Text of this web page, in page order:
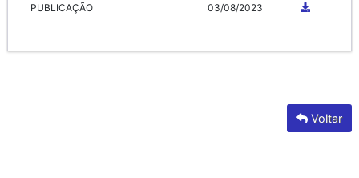
PUBLICAÇÃO 03/08/2023
Voltar